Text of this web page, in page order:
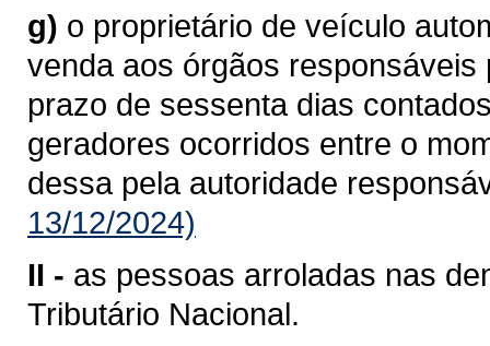
g) o proprietário de veículo
venda aos órgãos
prazo de sessenta dias
geradores ocorridos entre o
dessa pela autoridade
13/12/2024)
II - as pessoas arroladas nas
Tributário Nacional.